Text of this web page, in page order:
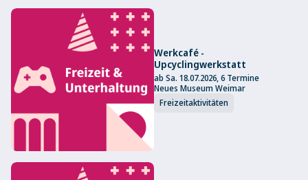
Werkcafé -
Upcyclingwerkstatt
ab Sa. 18.07.2026, 6 Termine
Neues Museum Weimar
Freizeitaktivitäten